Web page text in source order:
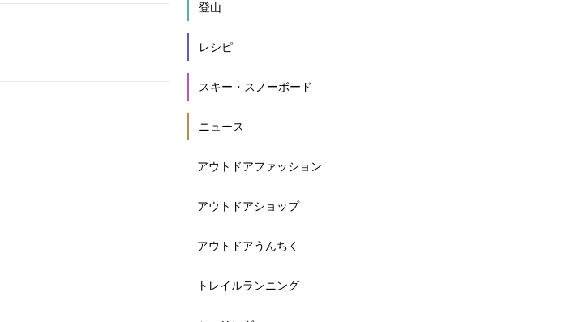
登山
レシピ
スキー・スノーボード
ニュース
アウトドアファッション
アウトドアショップ
アウトドアうんちく
トレイルランニング